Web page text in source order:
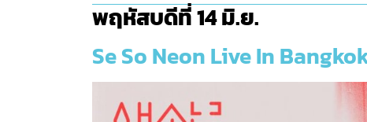
พฤหัสบดีที่ 14 มิ.ย.
Se So Neon Live In